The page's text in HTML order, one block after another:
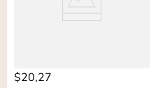
$20,27